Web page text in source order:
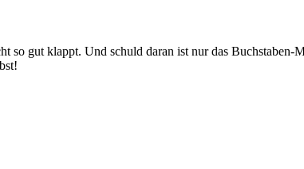
so gut klappt. Und schuld daran ist nur das